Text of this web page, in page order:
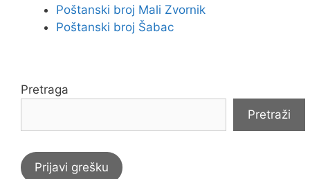
Poštanski broj Mali Zvornik
Poštanski broj Šabac
Pretraga
Pretraži
Prijavi grešku